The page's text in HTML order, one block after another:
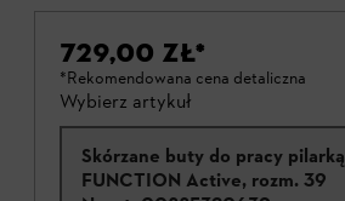
729,00 ZŁ*
*Rekomendowana cena detaliczna
Wybierz artykuł
Skórzane buty do pracy pilarką
FUNCTION Active, rozm. 39